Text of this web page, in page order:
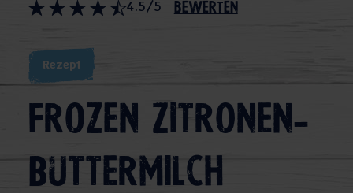
4.5/5 bewerten
Rezept
Frozen Zitronen-
Buttermilch